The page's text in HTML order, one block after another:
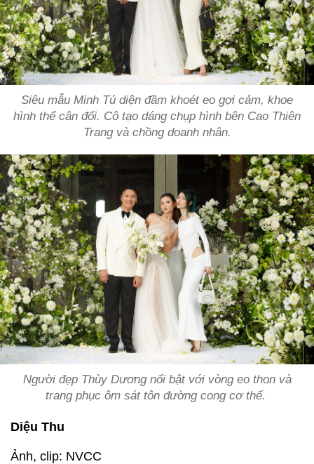
Siêu mẫu Minh Tú diện đầm khoét eo gợi cảm, khoe
hình thể cân đối. Cô tạo dáng chụp hình bên Cao Thiên
Trang và chồng doanh nhân.
Người đẹp Thùy Dương nổi bật với vòng eo thon và
trang phục ôm sát tôn đường cong cơ thể.
Diệu Thu
Ảnh, clip: NVCC